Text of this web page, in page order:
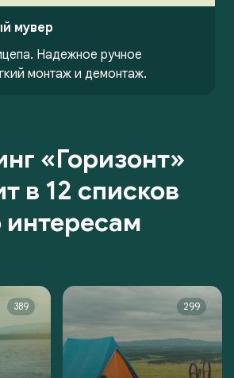
мувер
Надежное ручное
монтаж и демонтаж.
«Горизонт»
в 12 списков
интересам
389 299